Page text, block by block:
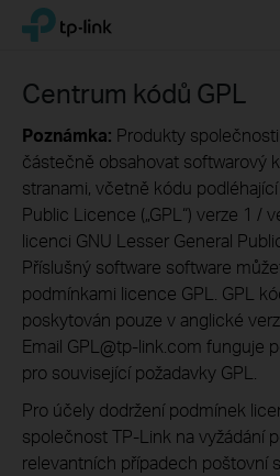
Click
navigation
TP-Link, Reliably Smart
Centrum kódů GPL
Poznámka: Produkty
částečně obsahovat softwarový
stranami, včetně kódu
Public Licence („GPL“) verze 1 /
licenci GNU Lesser General
Příslušný software software
podmínkami licence GPL. GPL
poskytován pouze v anglické
Email GPL@tp-link.com funguje
pro související požadavky GPL.
Pro účely dodržení podmínek
společnost TP-Link na vyžádání
relevantních případech poštovní